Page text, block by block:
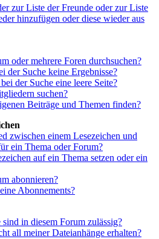
zur Liste der Freunde oder zur Liste
hinzufügen oder diese wieder aus
oder mehrere Foren durchsuchen?
der Suche keine Ergebnisse?
der Suche eine leere Seite?
suchen?
Beiträge und Themen finden?
zwischen einem Lesezeichen und
ein Thema oder Forum?
auf ein Thema setzen oder ein
abonnieren?
Abonnements?
in diesem Forum zulässig?
all meiner Dateianhänge erhalten?